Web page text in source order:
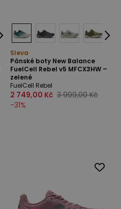
Sleva
Pánské boty New Balance
FuelCell Rebel v5 MFCX3HW –
zelené
FuelCell Rebel
2 749,00 Kč 3 999,00 Kč
-31%